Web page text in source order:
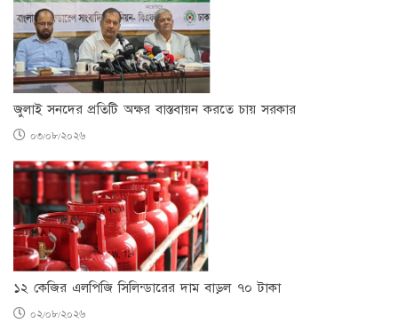
জুলাই সনদের প্রতিটি অক্ষর বাস্তবায়ন করতে চায় সরকার
০৩/০৮/২০২৬
১২ কেজির এলপিজি সিলিন্ডারের দাম বাড়ল ৭০ টাকা
০২/০৮/২০২৬